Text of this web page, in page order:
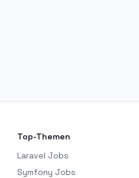
Top-Themen
Laravel Jobs
Symfony Jobs